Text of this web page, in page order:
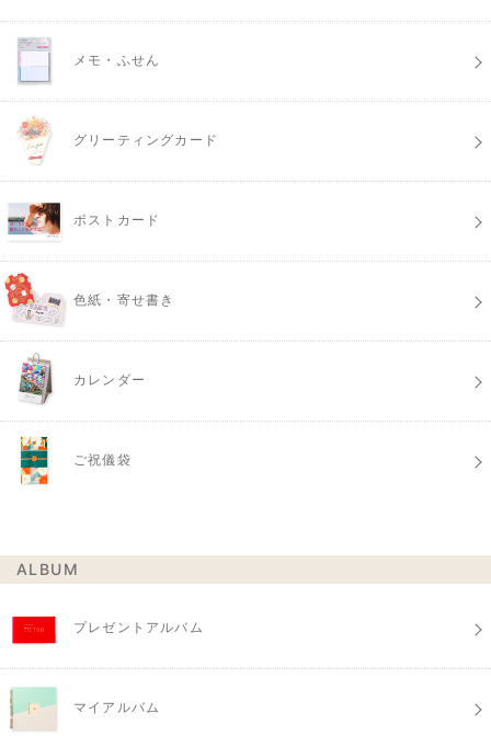
メモ・ふせん
グリーティングカード
ポストカード
色紙・寄せ書き
カレンダー
ご祝儀袋
ALBUM
プレゼントアルバム
マイアルバム